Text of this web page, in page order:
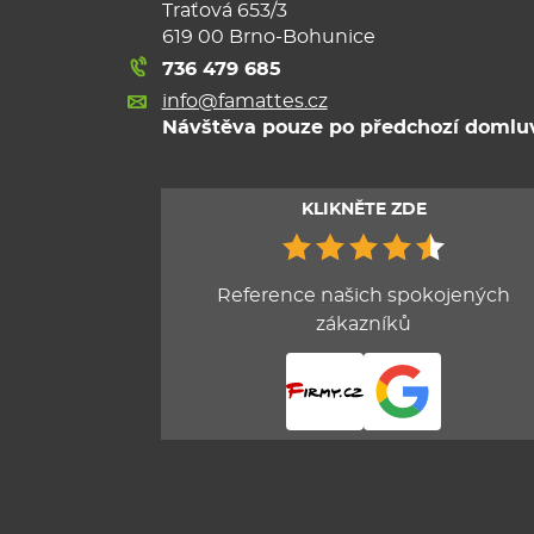
Traťová 653/3
619 00 Brno-Bohunice
736 479 685
info@famattes.cz
Návštěva pouze po předchozí
KLIKNĚTE ZDE
Reference našich spokojených
zákazníků